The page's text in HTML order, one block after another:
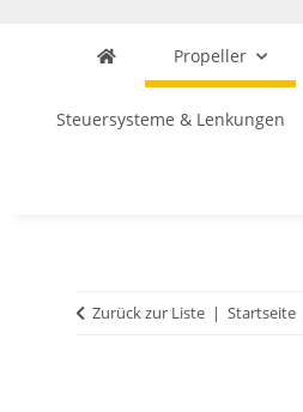
Propeller
Steuersysteme & Lenkungen
Zurück zur Liste Startseite